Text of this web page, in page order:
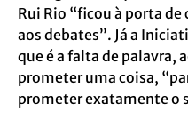
Rui Rio “ficou à porta de
aos debates”. Já a
que é a falta de palavra,
prometer uma coisa,
prometer exatamente o